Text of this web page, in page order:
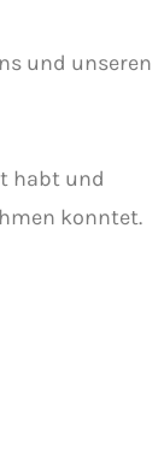
und unseren
habt und
konntet.